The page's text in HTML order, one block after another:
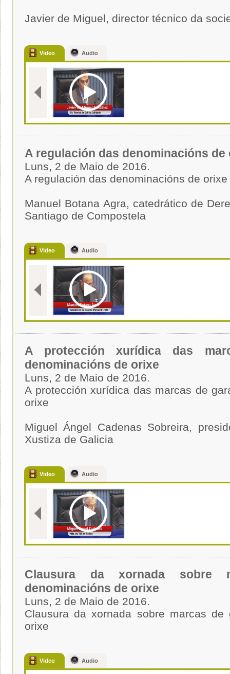
Javier de Miguel, director técnico da
Video Audio
A regulación das denominacións de
Luns, 2 de Maio de 2016.
A regulación das denominacións de orixe
Manuel Botana Agra, catedrático de
Santiago de Compostela
Video Audio
A protección xurídica das
denominacións de orixe
Luns, 2 de Maio de 2016.
A protección xurídica das marcas de
orixe
Miguel Ángel Cadenas Sobreira,
Xustiza de Galicia
Video Audio
Clausura da xornada sobre
denominacións de orixe
Luns, 2 de Maio de 2016.
Clausura da xornada sobre marcas
orixe
Video Audio